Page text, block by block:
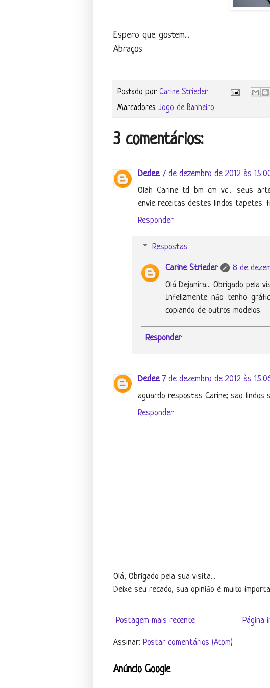
Espero que gostem...
Abraços
Postado por Carine Strieder
Marcadores:Jogo de Banheiro
3 comentários:
Dedee 7 de dezembro de 2012 às
Olah Carine td bm cm vc... seus
envie receitas destes lindos tapetes.
Responder
Respostas
Carine Strieder
8 de
Olá Dejanira... Obrigado pela
Infelizmente não tenho
copiando de outros modelos.
Responder
Dedee 7 de dezembro de 2012 às
aguardo respostas Carine; sao lindos
Responder
Olá, Obrigado pela sua visita...
Deixe seu recado, sua opinião é muito
Postagem mais recente Página
Assinar: Postar comentários (Atom)
Anúncio Google